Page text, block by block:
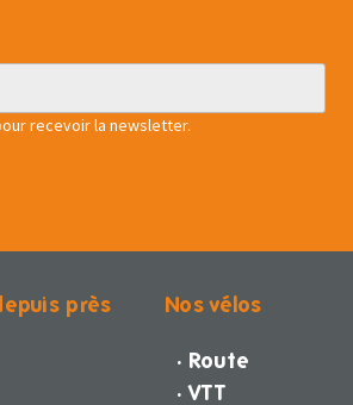
recevoir la newsletter.
près
Nos vélos
· Route
· VTT